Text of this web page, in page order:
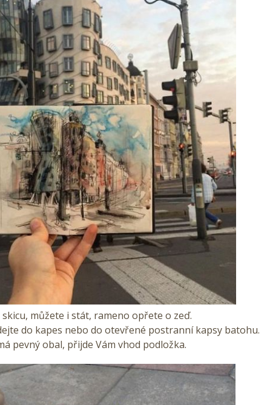
můžete i stát, rameno opřete o zeď.
do kapes nebo do otevřené postranní kapsy batohu.
pevný obal, přijde Vám vhod podložka.